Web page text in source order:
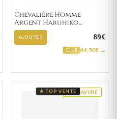
Chevalière Homme
Argent Haruhiko
Zirconium
AJOUTER 89€
CLUB 44,50€ →
GRAVURE
★ TOP VENTE